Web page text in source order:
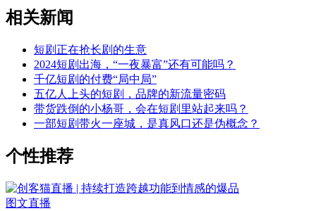
相关新闻
短剧正在抢长剧的生意
2024短剧出海，“一夜暴富”还有可能吗？
千亿短剧的付费“局中局”
五亿人上头的短剧，品牌的新流量密码
带货跌倒的小杨哥，会在短剧里站起来吗？
一部短剧带火一座城，是真风口还是伪概念？
个性推荐
图文直播